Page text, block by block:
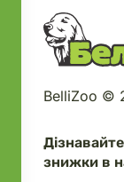
знижки в
BelliZoo ©